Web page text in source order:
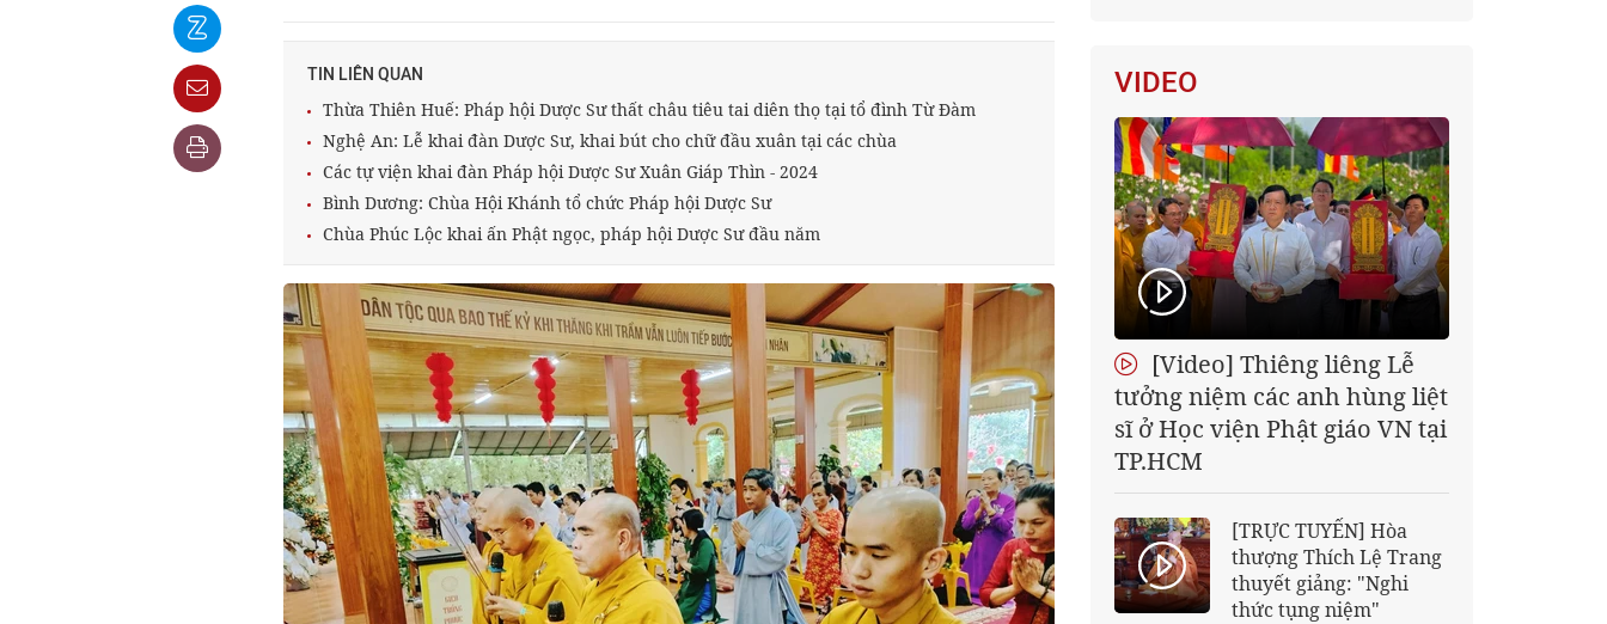
TIN LIÊN QUAN
Thừa Thiên Huế: Pháp hội Dược Sư thất châu tiêu tai diên thọ tại tổ đình Từ Đàm
Nghệ An: Lễ khai đàn Dược Sư, khai bút cho chữ đầu xuân tại các chùa
Các tự viện khai đàn Pháp hội Dược Sư Xuân Giáp Thìn - 2024
Bình Dương: Chùa Hội Khánh tổ chức Pháp hội Dược Sư
Chùa Phúc Lộc khai ấn Phật ngọc, pháp hội Dược Sư đầu năm
VIDEO
[Video] Thiêng liêng Lễ
tưởng niệm các anh hùng liệt
sĩ ở Học viện Phật giáo VN tại
TP.HCM
[TRỰC TUYẾN] Hòa
thượng Thích Lệ Trang
thuyết giảng: "Nghi
thức tụng niệm"